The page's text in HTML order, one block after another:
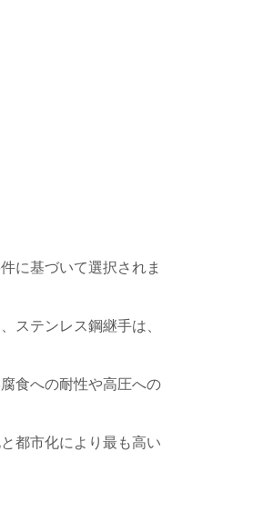
に基づいて選択されま
ステンレス鋼継手は、
食への耐性や高圧への
都市化により最も高い